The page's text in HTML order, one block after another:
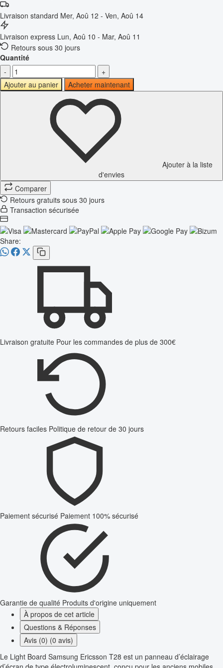
Livraison standard Mer, Aoû 12 - Ven, Aoû 14
Livraison express Lun, Aoû 10 - Mar, Aoû 11
Retours sous 30 jours
Quantité
-
+
Ajouter au panier
Acheter maintenant
Ajouter à la liste
d'envies
Comparer
Retours gratuits sous 30 jours
Transaction sécurisée
Share:
Livraison gratuite Pour les commandes de plus de 300€
Retours faciles Politique de retour de 30 jours
Paiement sécurisé Paiement 100% sécurisé
Garantie de qualité Produits d'origine uniquement
À propos de cet article
Questions & Réponses
Avis (0) (0 avis)
Le Light Board Samsung Ericsson T28 est un panneau d’éclairage